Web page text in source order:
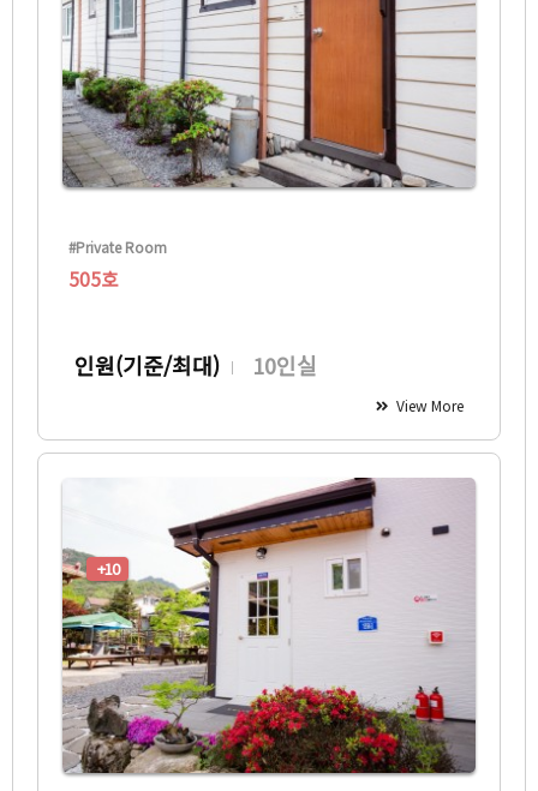
#Private Room
505호
인원(기준/최대) 10인실
View More
+10